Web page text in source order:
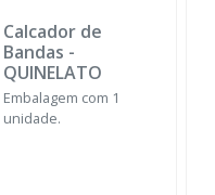
Calcador de
Bandas -
QUINELATO
Embalagem com 1
unidade.